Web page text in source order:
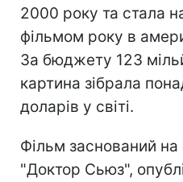
2000 року та стала
фільмом року в
За бюджету 123
картина зібрала
доларів у світі.
Фільм заснований на
"Доктор Сьюз",